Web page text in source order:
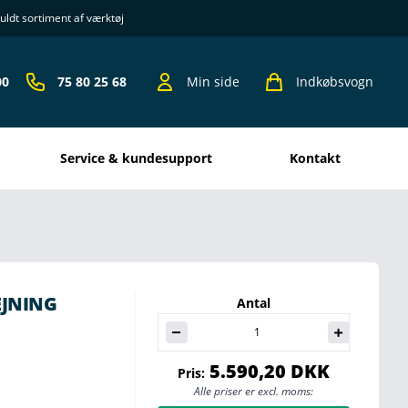
sortiment af værktøj
75 80 25 68 Min side Indkøbsvogn
Service & kundesupport kontakt
Antal
Pris:5.590,20 DKK
Alle priser er excl. moms: